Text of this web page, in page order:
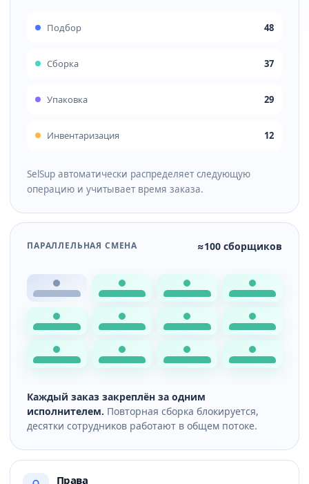
Подбор 48
Сборка 37
Упаковка 29
Инвентаризация 12
SelSup автоматически распределяет следующую
операцию и учитывает время заказа.
ПАРАЛЛЕЛЬНАЯ СМЕНА ≈100 сборщиков
Каждый заказ закреплён за одним
исполнителем. Повторная сборка блокируется,
десятки сотрудников работают в общем потоке.
Права